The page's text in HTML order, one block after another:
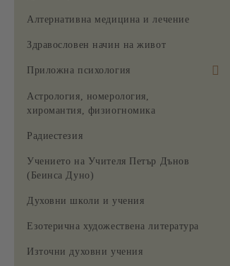
Алтернативна медицина и лечение
Здравословен начин на живот
Приложна психология
За жената
Астрология, номерология,
хиромантия, физиогномика
Радиестезия
Учението на Учителя Петър Дънов
(Беинса Дуно)
Духовни школи и учения
Езотерична художествена литература
Източни духовни учения